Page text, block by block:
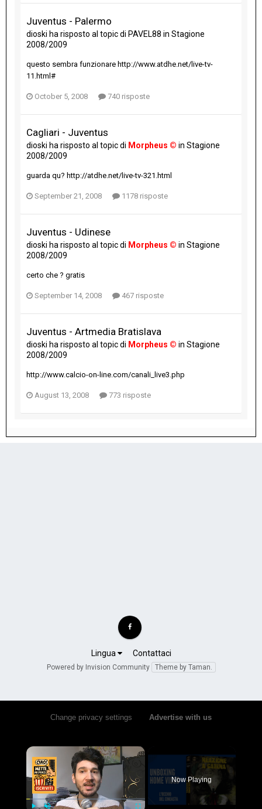
Juventus - Palermo
dioski ha risposto al topic di PAVEL88 in Stagione
2008/2009
questo sembra funzionare http://www.atdhe.net/live-tv-
11.html#
October 5, 2008 740 risposte
Cagliari - Juventus
dioski ha risposto al topic di Morpheus © in Stagione
2008/2009
guarda qu? http://atdhe.net/live-tv-321.html
September 21, 2008 1178 risposte
Juventus - Udinese
dioski ha risposto al topic di Morpheus © in Stagione
2008/2009
certo che ? gratis
September 14, 2008 467 risposte
Juventus - Artmedia Bratislava
dioski ha risposto al topic di Morpheus © in Stagione
2008/2009
http://www.calcio-on-line.com/canali_live3.php
August 13, 2008 773 risposte
Lingua Contattaci
Powered by Invision Community Theme by Taman.
Change privacy settings Advertise with us
×
Now Playing